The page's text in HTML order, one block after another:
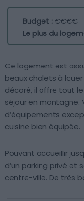
Budget :€€€€
Le plus du
Ce logement est
beaux chalets à
décoré, il offre tout
séjour en montagne.
d’équipements
cuisine bien équipée.
Pouvant accueillir
d’un parking privé et
centre-ville. De très